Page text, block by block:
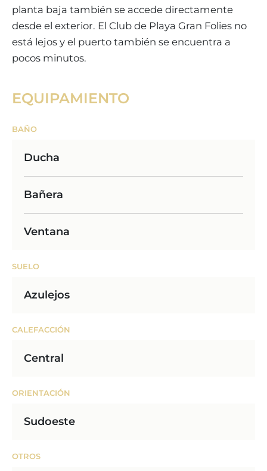
planta baja también se accede directamente
desde el exterior. El Club de Playa Gran Folies no
está lejos y el puerto también se encuentra a
pocos minutos.
EQUIPAMIENTO
BAÑO
Ducha
Bañera
Ventana
SUELO
Azulejos
CALEFACCIÓN
Central
ORIENTACIÓN
Sudoeste
OTROS